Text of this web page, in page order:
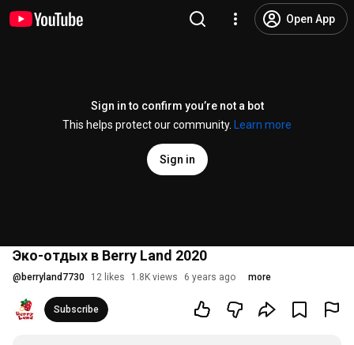
Open App
Sign in to confirm you’re not a bot
This helps protect our community.
Learn more
Sign in
Эко-отдых в Berry Land 2020
@ berryland7730 12 likes 1.8K views 6 years ago more
Subscribe